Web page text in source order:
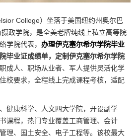
College）坐落于美国纽约州奥尔巴
政学院，是全美老牌纯线上私立高等院
学院代表， 办理伊克塞尔希尔学院毕业
毕业证成绩单，定制伊克塞尔希尔学院
成人、职场从业者、军人提供灵活化学
校要求，全程线上完成课程考核，适配
健康科学、人文四大学院，开设副学
课程，热门专业覆盖工商管理、会计
理、国土安全、电子工程等。该校最大